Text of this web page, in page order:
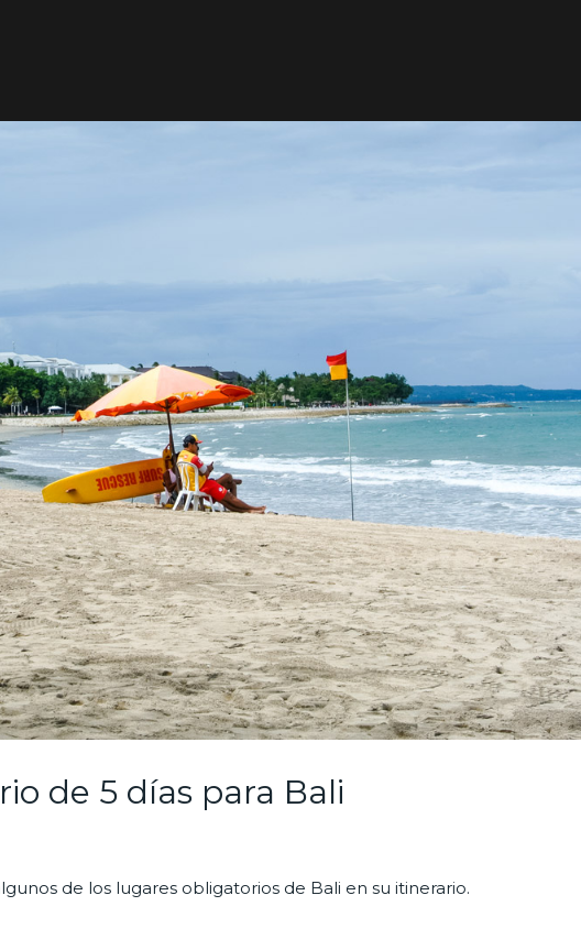
de 5 días para Bali
de los lugares obligatorios de Bali en su itinerario.